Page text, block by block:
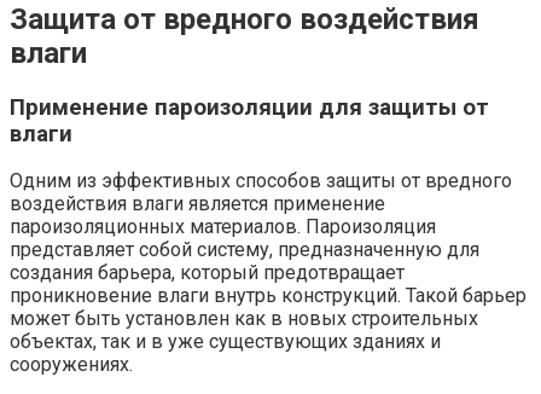
Защита от вредного воздействия
влаги
Применение пароизоляции для защиты от
влаги
Одним из эффективных способов защиты от вредного
воздействия влаги является применение
пароизоляционных материалов. Пароизоляция
представляет собой систему, предназначенную для
создания барьера, который предотвращает
проникновение влаги внутрь конструкций. Такой барьер
может быть установлен как в новых строительных
объектах, так и в уже существующих зданиях и
сооружениях.